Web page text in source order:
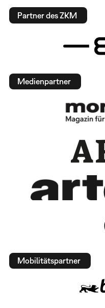
Partner des ZKM
Medienpartner
Mobilitätspartner